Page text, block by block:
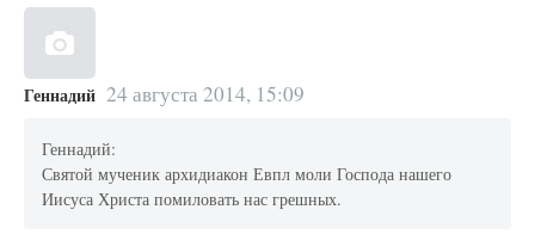
Геннадий 24 августа 2014, 15:09
Геннадий:
Святой мученик архидиакон Евпл моли Господа нашего
Иисуса Христа помиловать нас грешных.